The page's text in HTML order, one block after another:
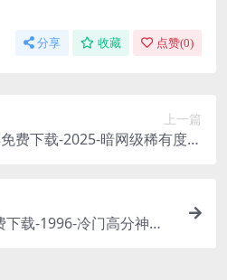
分享 收藏 点赞(0)
上一篇
费下载-2025-暗网级稀有度分
下载-1996-冷门高分神作